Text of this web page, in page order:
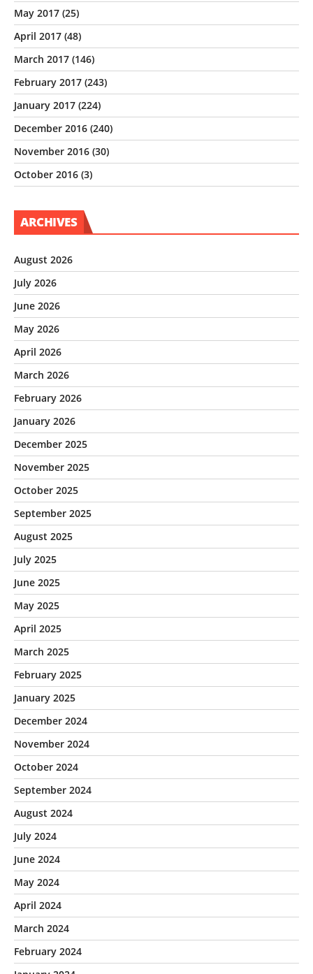
May 2017 (25)
April 2017 (48)
March 2017 (146)
February 2017 (243)
January 2017 (224)
December 2016 (240)
November 2016 (30)
October 2016 (3)
ARCHIVES
August 2026
July 2026
June 2026
May 2026
April 2026
March 2026
February 2026
January 2026
December 2025
November 2025
October 2025
September 2025
August 2025
July 2025
June 2025
May 2025
April 2025
March 2025
February 2025
January 2025
December 2024
November 2024
October 2024
September 2024
August 2024
July 2024
June 2024
May 2024
April 2024
March 2024
February 2024